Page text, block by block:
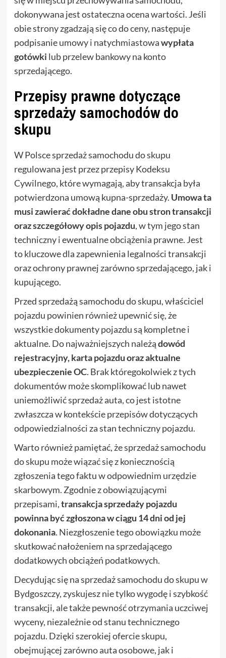
dokonywana jest ostateczna ocena wartości. Jeśli
obie strony zgadzają się co do ceny, następuje
podpisanie umowy i natychmiastowawypłata
gotówki lub przelew bankowy na konto
sprzedającego.
Przepisy prawne dotyczące
sprzedaży samochodów do
skupu
W Polsce sprzedaż samochodu do skupu
regulowana jest przez przepisy Kodeksu
Cywilnego, które wymagają, aby transakcja była
potwierdzona umową kupna-sprzedaży. Umowa ta
musi zawierać dokładne dane obu stron transakcji
oraz szczegółowy opis pojazdu, w tym jego stan
techniczny i ewentualne obciążenia prawne. Jest
to kluczowe dla zapewnienia legalności transakcji
oraz ochrony prawnej zarówno sprzedającego, jak i
kupującego.
Przed sprzedażą samochodu do skupu, właściciel
pojazdu powinien również upewnić się, że
wszystkie dokumenty pojazdu są kompletne i
aktualne. Do najważniejszych należądowód
rejestracyjny, karta pojazdu oraz aktualne
ubezpieczenie OC. Brak któregokolwiek z tych
dokumentów może skomplikować lub nawet
uniemożliwić sprzedaż auta, co jest istotne
zwłaszcza w kontekście przepisów dotyczących
odpowiedzialności za stan techniczny pojazdu.
Warto również pamiętać, że sprzedaż samochodu
do skupu może wiązać się z koniecznością
zgłoszenia tego faktu w odpowiednim urzędzie
skarbowym. Zgodnie z obowiązującymi
przepisami,transakcja sprzedaży pojazdu
powinna być zgłoszona w ciągu 14 dni od jej
dokonania. Niezgłoszenie tego obowiązku może
skutkować nałożeniem na sprzedającego
dodatkowych obciążeń podatkowych.
Decydując się na sprzedaż samochodu do skupu w
Bydgoszczy, zyskujesz nie tylko wygodę i szybkość
transakcji, ale także pewność otrzymania uczciwej
wyceny, niezależnie od stanu technicznego
pojazdu. Dzięki szerokiej ofercie skupu,
obejmującej zarówno auta osobowe, jak i